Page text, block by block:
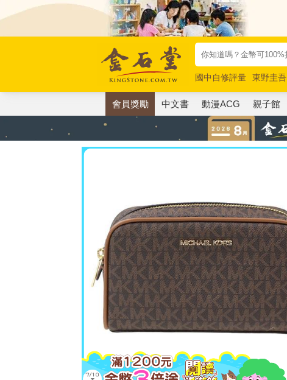
國中自修評量 東野圭吾
唯紅花綻放
奧德賽 路
會員獎勵 中文書 動漫ACG 親子館